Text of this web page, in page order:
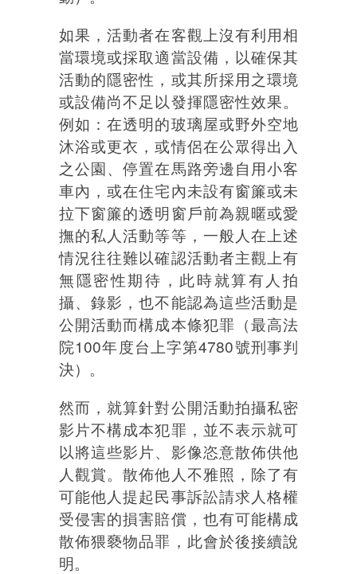
如果，活動者在客觀上沒有利用相
當環境或採取適當設備，以確保其
活動的隱密性，或其所採用之環境
或設備尚不足以發揮隱密性效果。
例如：在透明的玻璃屋或野外空地
沐浴或更衣，或情侶在公眾得出入
之公園、停置在馬路旁邊自用小客
車內，或在住宅內未設有窗簾或未
拉下窗簾的透明窗戶前為親暱或愛
撫的私人活動等等，一般人在上述
情況往往難以確認活動者主觀上有
無隱密性期待，此時就算有人拍
攝、錄影，也不能認為這些活動是
公開活動而構成本條犯罪（最高法
院100年度台上字第4780號刑事判
決）。
然而，就算針對公開活動拍攝私密
影片不構成本犯罪，並不表示就可
以將這些影片、影像恣意散佈供他
人觀賞。散佈他人不雅照，除了有
可能他人提起民事訴訟請求人格權
受侵害的損害賠償，也有可能構成
散佈猥褻物品罪，此會於後接續說
明。